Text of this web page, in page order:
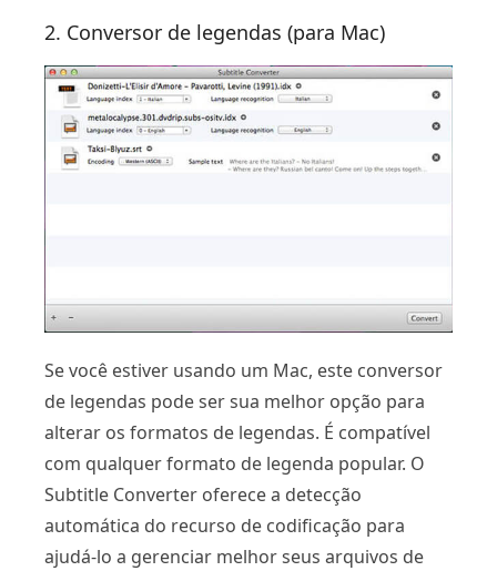
2. Conversor de legendas (para Mac)
Se você estiver usando um Mac, este conversor
de legendas pode ser sua melhor opção para
alterar os formatos de legendas. É compatível
com qualquer formato de legenda popular. O
Subtitle Converter oferece a detecção
automática do recurso de codificação para
ajudá-lo a gerenciar melhor seus arquivos de